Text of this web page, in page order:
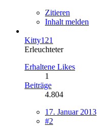
Zitieren
Inhalt melden
Kitty121
Erleuchteter
Erhaltene Likes
1
Beiträge
4.804
17. Januar 2013
#2